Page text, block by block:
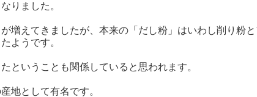
りました。
増えてきましたが、本来の「だし粉」はいわし削り粉
ようです。
ということも関係していると思われます。
地として有名です。